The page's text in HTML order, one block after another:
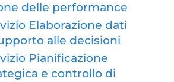
delle performance
Elaborazione dati
alle decisioni
Pianificazione
e controllo di